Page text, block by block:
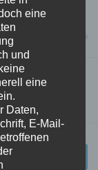
am
März 2017
eine
und
eine
Daten,
E-Mail-